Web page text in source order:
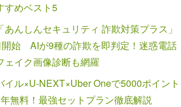
すめベスト5
あんしんセキュリティ 詐欺対策プラス」
始 AIが9種の詐欺を即判定！迷惑電話
ェイク画像診断も網羅
イル×U-NEXT×Uber Oneで5000ポイント
無料！最強セットプラン徹底解説